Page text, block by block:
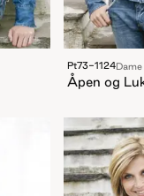
Pt73-1124Dame
Åpen og